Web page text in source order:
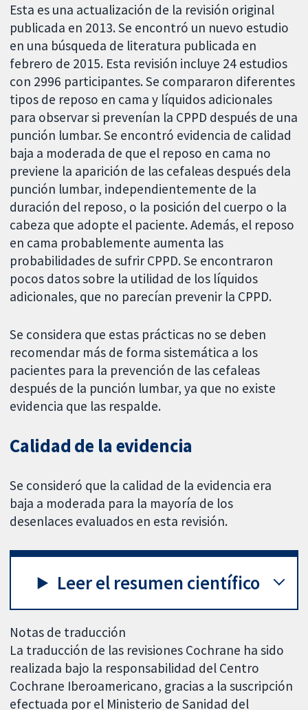
Esta es una actualización de la revisión original
publicada en 2013. Se encontró un nuevo estudio
en una búsqueda de literatura publicada en
febrero de 2015. Esta revisión incluye 24 estudios
con 2996 participantes. Se compararon diferentes
tipos de reposo en cama y líquidos adicionales
para observar si prevenían la CPPD después de una
punción lumbar. Se encontró evidencia de calidad
baja a moderada de que el reposo en cama no
previene la aparición de las cefaleas después dela
punción lumbar, independientemente de la
duración del reposo, o la posición del cuerpo o la
cabeza que adopte el paciente. Además, el reposo
en cama probablemente aumenta las
probabilidades de sufrir CPPD. Se encontraron
pocos datos sobre la utilidad de los líquidos
adicionales, que no parecían prevenir la CPPD.
Se considera que estas prácticas no se deben
recomendar más de forma sistemática a los
pacientes para la prevención de las cefaleas
después de la punción lumbar, ya que no existe
evidencia que las respalde.
Calidad de la evidencia
Se consideró que la calidad de la evidencia era
baja a moderada para la mayoría de los
desenlaces evaluados en esta revisión.
Leer el resumen científico
Notas de traducción
La traducción de las revisiones Cochrane ha sido
realizada bajo la responsabilidad del Centro
Cochrane Iberoamericano, gracias a la suscripción
efectuada por el Ministerio de Sanidad del